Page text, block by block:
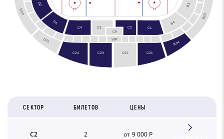
B23
B24
C21
C1
B4
B3
C2
C3
C0
C4
D1
D2
C22
C23
C24
D21
D22
VIP
СЕКТОР БИЛЕТОВ ЦЕНЫ
C2 2 от 9 000 Р